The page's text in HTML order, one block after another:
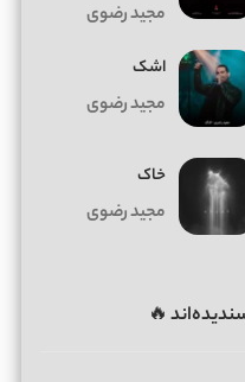
مجید رضوی
اشک
مجید رضوی
خاک
مجید رضوی
🔥